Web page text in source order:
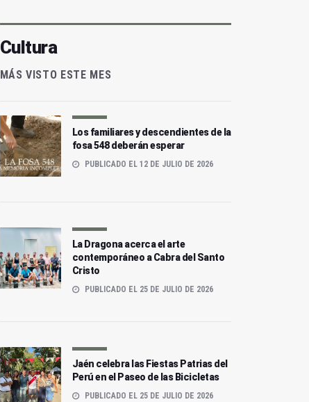
Cultura
MÁS VISTO ESTE MES
Los familiares y descendientes de la
fosa 548 deberán esperar
PUBLICADO EL 12 DE JULIO DE 2026
La Dragona acerca el arte
contemporáneo a Cabra del Santo
Cristo
PUBLICADO EL 25 DE JULIO DE 2026
Jaén celebra las Fiestas Patrias del
Perú en el Paseo de las Bicicletas
PUBLICADO EL 25 DE JULIO DE 2026